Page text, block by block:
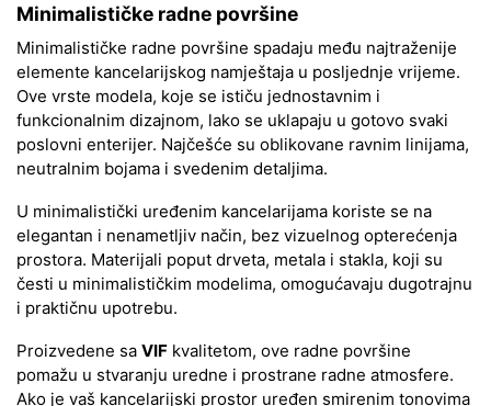
Minimalističke radne površine
Minimalističke radne površine spadaju među najtraženije
elemente kancelarijskog namještaja u posljednje vrijeme.
Ove vrste modela, koje se ističu jednostavnim i
funkcionalnim dizajnom, lako se uklapaju u gotovo svaki
poslovni enterijer. Najčešće su oblikovane ravnim linijama,
neutralnim bojama i svedenim detaljima.
U minimalistički uređenim kancelarijama koriste se na
elegantan i nenametljiv način, bez vizuelnog opterećenja
prostora. Materijali poput drveta, metala i stakla, koji su
česti u minimalističkim modelima, omogućavaju dugotrajnu
i praktičnu upotrebu.
Proizvedene sa VIF kvalitetom, ove radne površine
pomažu u stvaranju uredne i prostrane radne atmosfere.
Ako je vaš kancelarijski prostor uređen smirenim tonovima